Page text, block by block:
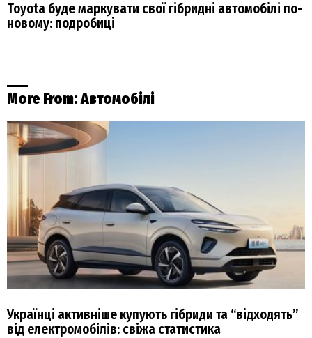
Toyota буде маркувати свої гібридні автомобілі по-
новому: подробиці
More From:Автомобілі
Українці активніше купують гібриди та “відходять”
від електромобілів: свіжа статистика